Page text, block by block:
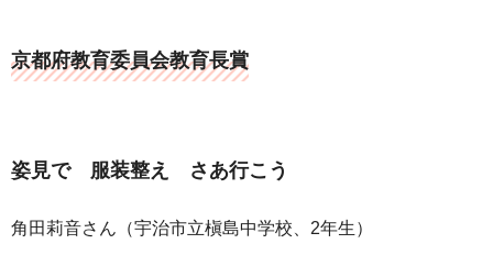
京都府教育委員会教育長賞
姿見で 服装整え さあ行こう
角田莉音さん（宇治市立槇島中学校、2年生）